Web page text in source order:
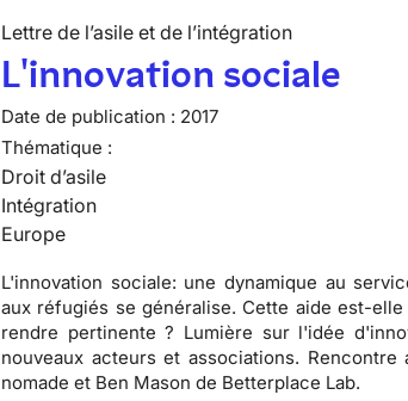
Lettre de l’asile et de l’intégration
L'innovation sociale
Date de publication : 2017
Thématique :
Droit d’asile
Intégration
Europe
L'innovation sociale: une dynamique au
aux réfugiés se généralise. Cette aide est-
rendre pertinente ? Lumière sur l'idée
nouveaux acteurs et associations.
nomade et Ben Mason de Betterplace Lab.